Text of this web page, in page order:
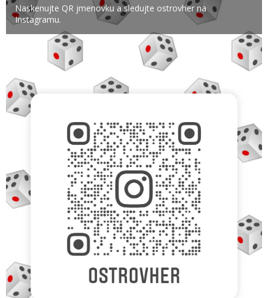
Naskenujte QR jmenovku a sledujte ostrovher na
Instagramu.